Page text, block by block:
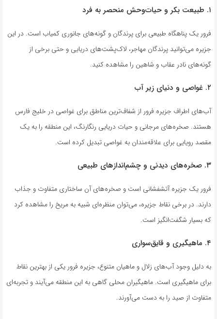
۱. طبیعت بکر و حیات‌وحش منحصر به فرد
فرور یک پناهگاه طبیعی برای پرندگان و گونه‌های جانوری کمیاب است. در این
جزیره می‌توانید پرندگان مهاجر، لاک‌پشت‌های دریایی و حتی برخی از
گونه‌های نادر عقاب و شاهین را مشاهده کنید.
۲. غواصی و دنیای زیر آب
آب‌های اطراف جزیره فرور از شفاف‌ترین مناطق برای غواصی در خلیج فارس
هستند. صخره‌های مرجانی و حیات دریایی رنگارنگ، این منطقه را به یک
مقصد رویایی برای علاقه‌مندان به غواصی تبدیل کرده است.
۳. صخره‌های دیدنی و چشم‌اندازهای طبیعی
فرور یک جزیره آتشفشانی است و صخره‌های آن ساختاری متفاوت و جذاب
دارند. در برخی نقاط جزیره، می‌توان منظره‌ای شبیه به مریخ را مشاهده کرد
که بسیار شگفت‌انگیز است.
۴. ماهیگیری و قایق‌سواری
به دلیل وجود آب‌های زلال و ماهیان متنوع، جزیره فرور یکی از بهترین نقاط
برای ماهیگیری است. ماهیگیران محلی گاهی به این منطقه می‌آیند و تجربه‌ای
متفاوت از صید را به دست می‌آورند.